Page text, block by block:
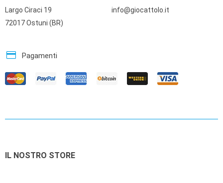
Largo Ciraci 19
72017 Ostuni (BR)
info@giocattolo.it
credit_card Pagamenti
IL NOSTRO STORE